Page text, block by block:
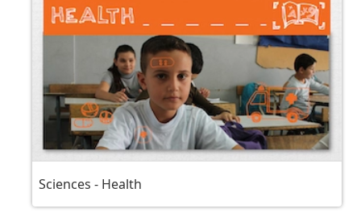
Sciences - Health